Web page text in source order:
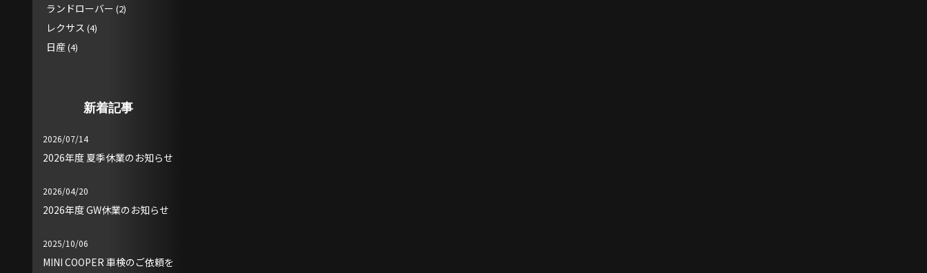
ランドローバー (2)
レクサス (4)
日産(4)
新着記事
2026/07/14
2026年度 夏季休業のお知らせ
2026/04/20
2026年度 GW休業のお知らせ
2025/10/06
MINI COOPER 車検のご依頼を